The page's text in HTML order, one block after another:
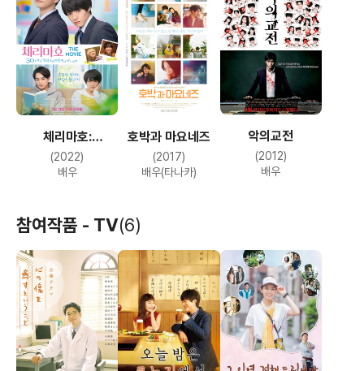
체리마호:
30살까지 동정이면
마법사가 될 수 있대
(2022)
배우
호박과 마요네즈
(2017)
배우(타나카)
악의교전
(2012)
배우
참여작품 - TV(6)